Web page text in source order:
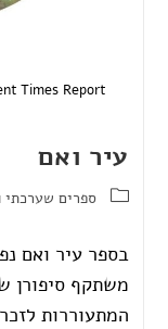
Times Report
עיר ואם
ספרים שערכתי
בספר עיר ואם
משתקף סיפורן
המתעוררות